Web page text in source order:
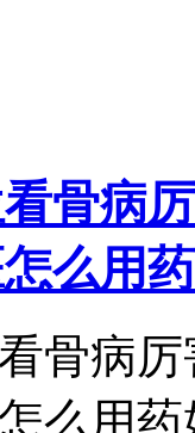
骨病
么用药
骨病
么用